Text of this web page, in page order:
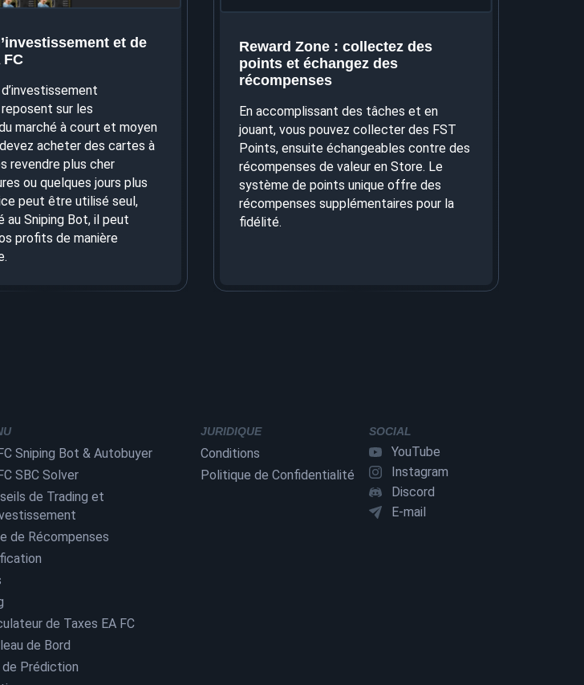
et de
FC
sur les
marché à court et moyen
acheter des cartes à
revendre plus cher
ou quelques jours plus
peut être utilisé seul,
au Sniping Bot, il peut
profits de manière
Reward Zone : collectez des
points et échangez des
récompenses
En accomplissant des tâches et en
jouant, vous pouvez collecter des FST
Points, ensuite échangeables contre des
récompenses de valeur en Store. Le
système de points unique offre des
récompenses supplémentaires pour la
fidélité.
Sniping Bot & Autobuyer
SBC Solver
de Trading et
de Récompenses
de Taxes EA FC
de Bord
Prédiction
JURIDIQUE
Conditions
Politique de Confidentialité
SOCIAL
YouTube
Instagram
Discord
E-mail